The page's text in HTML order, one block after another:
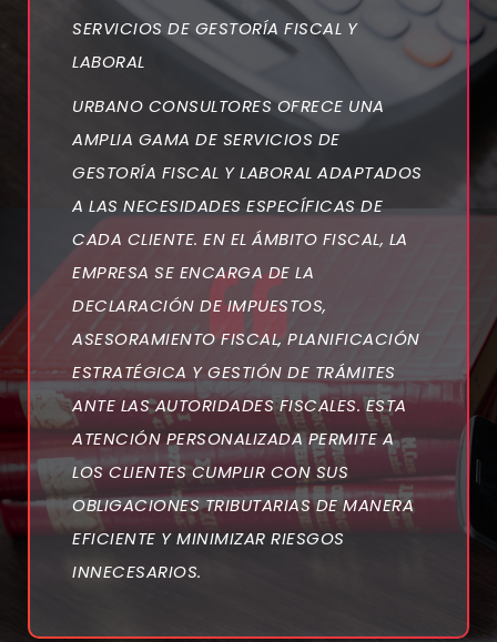
SERVICIOS DE GESTORÍA FISCAL Y
LABORAL
URBANO CONSULTORES OFRECE UNA
AMPLIA GAMA DE SERVICIOS DE
GESTORÍA FISCAL Y LABORAL ADAPTADOS
A LAS NECESIDADES ESPECÍFICAS DE
CADA CLIENTE. EN EL ÁMBITO FISCAL, LA
EMPRESA SE ENCARGA DE LA
DECLARACIÓN DE IMPUESTOS,
ASESORAMIENTO FISCAL, PLANIFICACIÓN
ESTRATÉGICA Y GESTIÓN DE TRÁMITES
ANTE LAS AUTORIDADES FISCALES. ESTA
ATENCIÓN PERSONALIZADA PERMITE A
LOS CLIENTES CUMPLIR CON SUS
OBLIGACIONES TRIBUTARIAS DE MANERA
EFICIENTE Y MINIMIZAR RIESGOS
INNECESARIOS.